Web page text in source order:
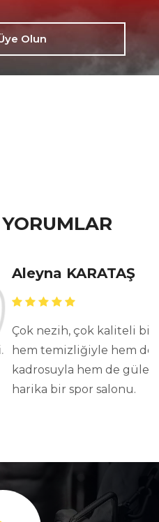
Olun
olmanın yanı sıra
eğitmen
çalışanlarıyla